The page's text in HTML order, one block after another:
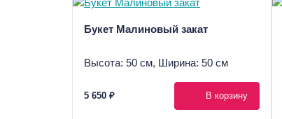
Букет Малиновый закат
Высота: 50 см, Ширина: 50 см
5 650 ₽ В корзину